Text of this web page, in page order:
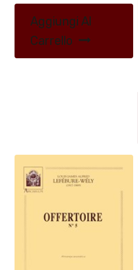
Aggiungi Al
Carrello